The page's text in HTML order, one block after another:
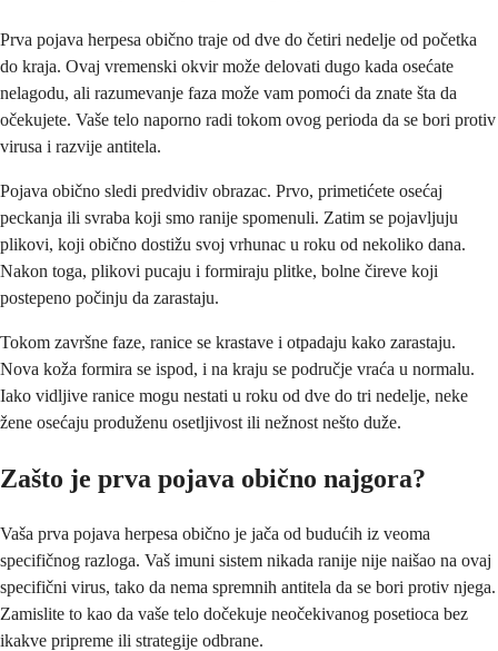
Prva pojava herpesa obično traje od dve do četiri nedelje od početka
do kraja. Ovaj vremenski okvir može delovati dugo kada osećate
nelagodu, ali razumevanje faza može vam pomoći da znate šta da
očekujete. Vaše telo naporno radi tokom ovog perioda da se bori protiv
virusa i razvije antitela.
Pojava obično sledi predvidiv obrazac. Prvo, primetićete osećaj
peckanja ili svraba koji smo ranije spomenuli. Zatim se pojavljuju
plikovi, koji obično dostižu svoj vrhunac u roku od nekoliko dana.
Nakon toga, plikovi pucaju i formiraju plitke, bolne čireve koji
postepeno počinju da zarastaju.
Tokom završne faze, ranice se krastave i otpadaju kako zarastaju.
Nova koža formira se ispod, i na kraju se područje vraća u normalu.
Iako vidljive ranice mogu nestati u roku od dve do tri nedelje, neke
žene osećaju produženu osetljivost ili nežnost nešto duže.
Zašto je prva pojava obično najgora?
Vaša prva pojava herpesa obično je jača od budućih iz veoma
specifičnog razloga. Vaš imuni sistem nikada ranije nije naišao na ovaj
specifični virus, tako da nema spremnih antitela da se bori protiv njega.
Zamislite to kao da vaše telo dočekuje neočekivanog posetioca bez
ikakve pripreme ili strategije odbrane.